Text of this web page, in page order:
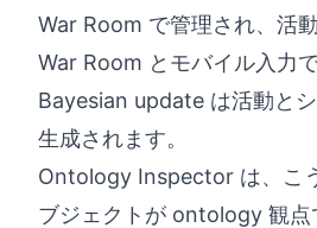
War Room で管理され、活
War Room とモバイル入力で
Bayesian update は活動と
生成されます。
Ontology Inspector は、こ
ブジェクトが ontology 観点